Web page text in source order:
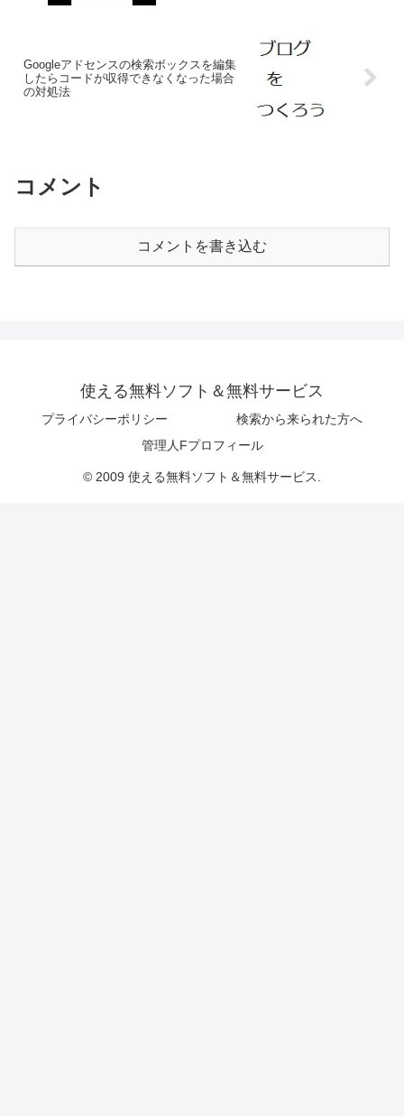
Googleアドセンスの検索ボックスを編集
したらコードが収得できなくなった場合
の対処法
コメント
コメントを書き込む
使える無料ソフト＆無料サービス
プライバシーポリシー
検索から来られた方へ
管理人Fプロフィール
© 2009 使える無料ソフト＆無料サービス.